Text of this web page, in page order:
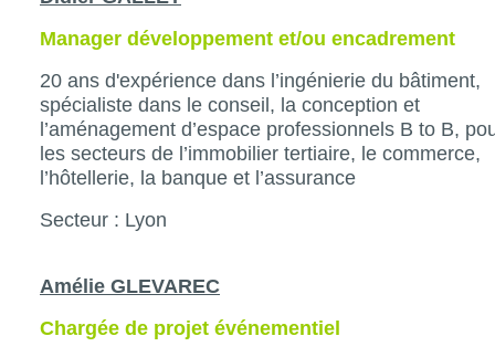
Manager développement et/ou encadrement
20 ans d'expérience dans l’ingénierie du bâtiment,
spécialiste dans le conseil, la conception et
l’aménagement d’espace professionnels B to B,
les secteurs de l’immobilier tertiaire, le commerce,
l’hôtellerie, la banque et l’assurance
Secteur : Lyon
Amélie GLEVAREC
Chargée de projet événementiel